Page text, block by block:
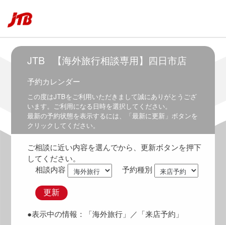
JTB 【海外旅行相談専用】四日市店
予約カレンダー
この度はJTBをご利用いただきまして誠にありがとうござ
います。ご利用になる日時を選択してください。
最新の予約状態を表示するには、「最新に更新」ボタンを
クリックしてください。
ご相談に近い内容を選んでから、更新ボタンを押下
してください。
相談内容
予約種別
更新
●表示中の情報： 「海外旅行」 ／「来店予約」
～
6:00
7:30
6:30
8:00
7:00
7:30
9:30